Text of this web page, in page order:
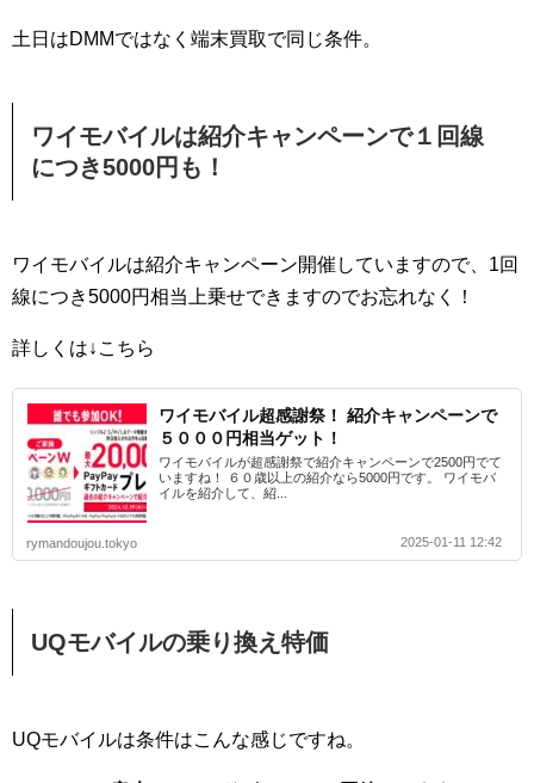
土日はDMMではなく端末買取で同じ条件。
ワイモバイルは紹介キャンペーンで１回線
につき5000円も！
ワイモバイルは紹介キャンペーン開催していますので、1回
線につき5000円相当上乗せできますのでお忘れなく！
詳しくは↓こちら
ワイモバイル超感謝祭！ 紹介キャンペーンで
５０００円相当ゲット！
ワイモバイルが超感謝祭で紹介キャンペーンで2500円でて
いますね！ ６０歳以上の紹介なら5000円です。 ワイモバ
イルを紹介して、紹...
rymandoujou.tokyo 2025-01-11 12:42
UQモバイルの乗り換え特価
UQモバイルは条件はこんな感じですね。